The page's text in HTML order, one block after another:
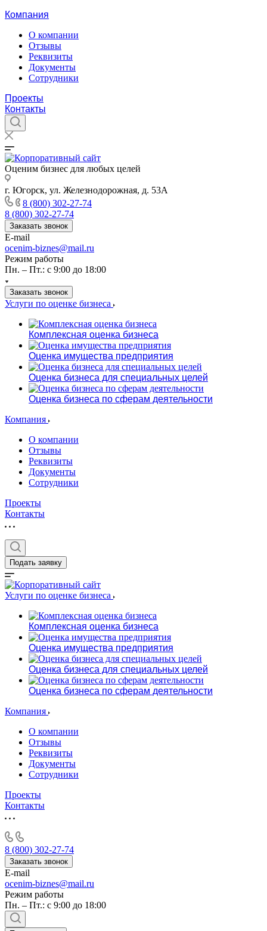
Компания
О компании
Отзывы
Реквизиты
Документы
Сотрудники
Проекты
Контакты
Оценим бизнес для любых целей
г. Югорск, ул. Железнодорожная, д. 53А
8 (800) 302-27-74
8 (800) 302-27-74
Заказать звонок
E-mail
ocenim-biznes@mail.ru
Режим работы
Пн. – Пт.: с 9:00 до 18:00
Заказать звонок
Услуги по оценке бизнеса
Комплексная оценка бизнеса
Оценка имущества предприятия
Оценка бизнеса для специальных целей
Оценка бизнеса по сферам деятельности
Компания
О компании
Отзывы
Реквизиты
Документы
Сотрудники
Проекты
Контакты
Подать заявку
Услуги по оценке бизнеса
Комплексная оценка бизнеса
Оценка имущества предприятия
Оценка бизнеса для специальных целей
Оценка бизнеса по сферам деятельности
Компания
О компании
Отзывы
Реквизиты
Документы
Сотрудники
Проекты
Контакты
8 (800) 302-27-74
Заказать звонок
E-mail
ocenim-biznes@mail.ru
Режим работы
Пн. – Пт.: с 9:00 до 18:00